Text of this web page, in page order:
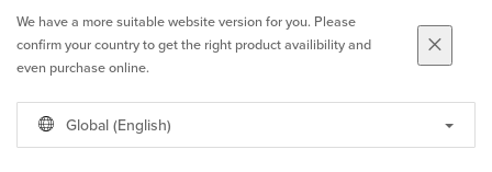
We have a more suitable website version for you. Please
confirm your country to get the right product availibility and
even purchase online.
Global (English)